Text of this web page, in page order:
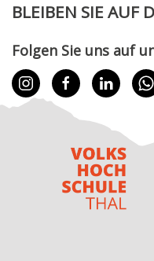
BLEIBEN SIE AUF
Folgen Sie uns auf